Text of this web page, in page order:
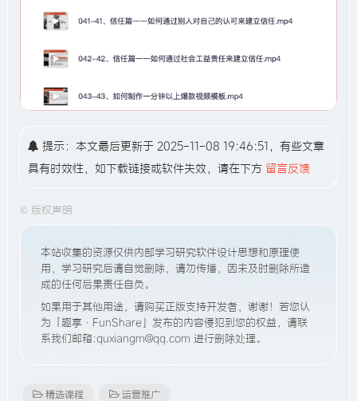
提示：本文最后更新于 2025-11-08 19:46:51，有些文章
具有时效性，如下载链接或软件失效，请在下方 留言反馈
© 版权声明
本站收集的资源仅供内部学习研究软件设计思想和原理使
用，学习研究后请自觉删除，请勿传播，因未及时删除所造
成的任何后果责任自负。
如果用于其他用途，请购买正版支持开发者，谢谢！若您认
为「趣享·FunShare」发布的内容侵犯到您的权益，请联
系我们邮箱:quxiangm@qq.com 进行删除处理。
精选课程 运营推广